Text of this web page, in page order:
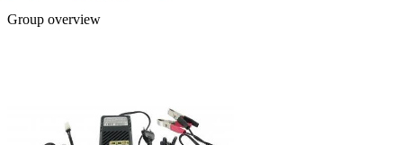
Group overview